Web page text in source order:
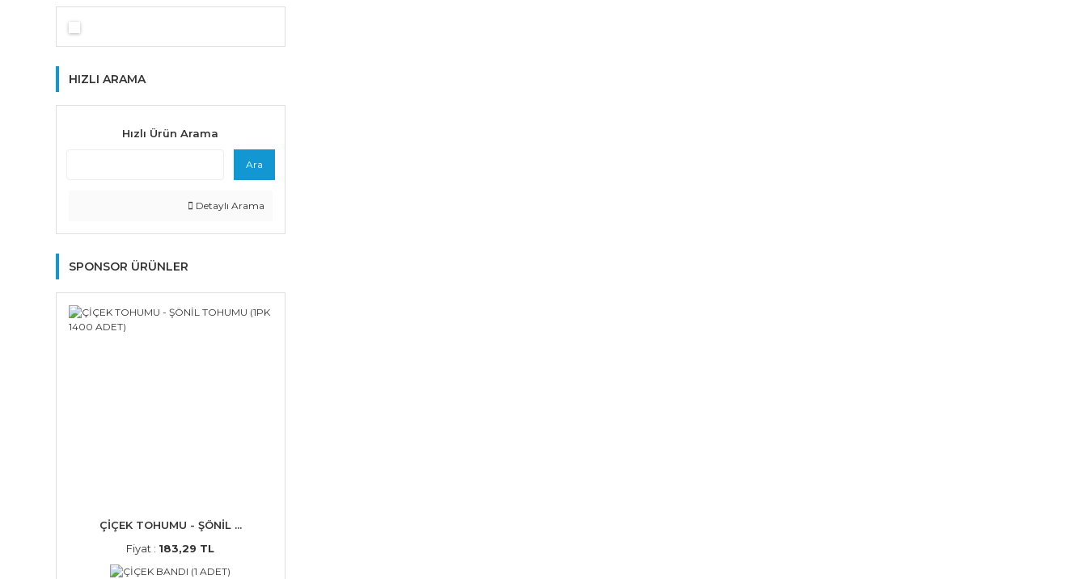
HIZLI ARAMA
Hızlı Ürün Arama
Ara
Detaylı Arama
SPONSOR ÜRÜNLER
ÇİÇEK TOHUMU - ŞÖNİL ...
Fiyat : 183,29 TL